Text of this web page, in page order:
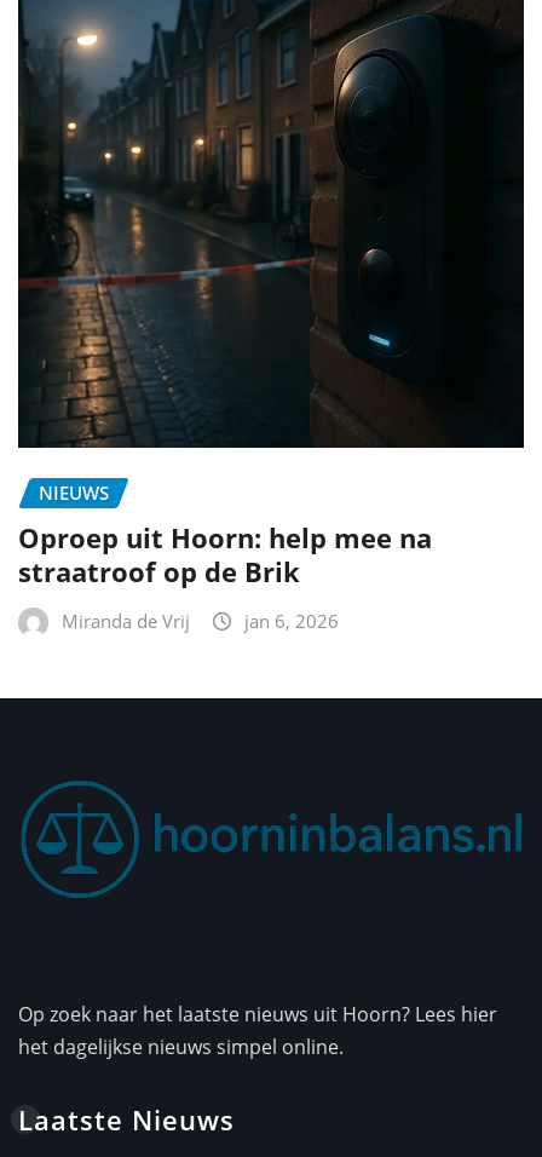
NIEUWS
Oproep uit Hoorn: help mee na
straatroof op de Brik
Miranda de Vrij jan 6, 2026
Op zoek naar het laatste nieuws uit Hoorn? Lees hier
het dagelijkse nieuws simpel online.
Laatste Nieuws